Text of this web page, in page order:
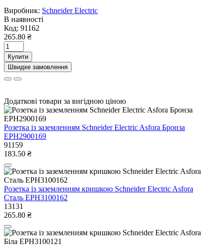
Виробник: Schneider Electric
В наявності
Код: 91162
265.80 ₴
Купити
Швидке замовлення
Додаткові товари за вигідною ціною
Розетка із заземленням Schneider Electric Asfora Бронза
EPH2900169
91159
183.50 ₴
Розетка із заземленням кришкою Schneider Electric Asfora
Сталь EPH3100162
13131
265.80 ₴